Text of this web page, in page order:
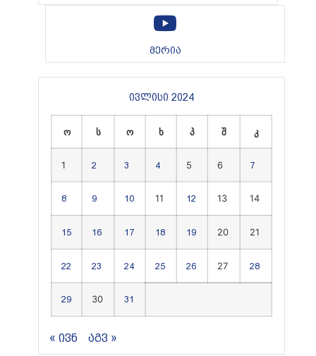
მერია
ივლისი 2024
ო ს ო ხ პ შ კ
1 2 3 4 5 6 7
8 9 10 11 12 13 14
15 16 17 18 19 20 21
22 23 24 25 26 27 28
29 30 31
« ივნ აგვ »